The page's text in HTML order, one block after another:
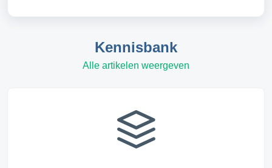
Kennisbank
Alle artikelen weergeven